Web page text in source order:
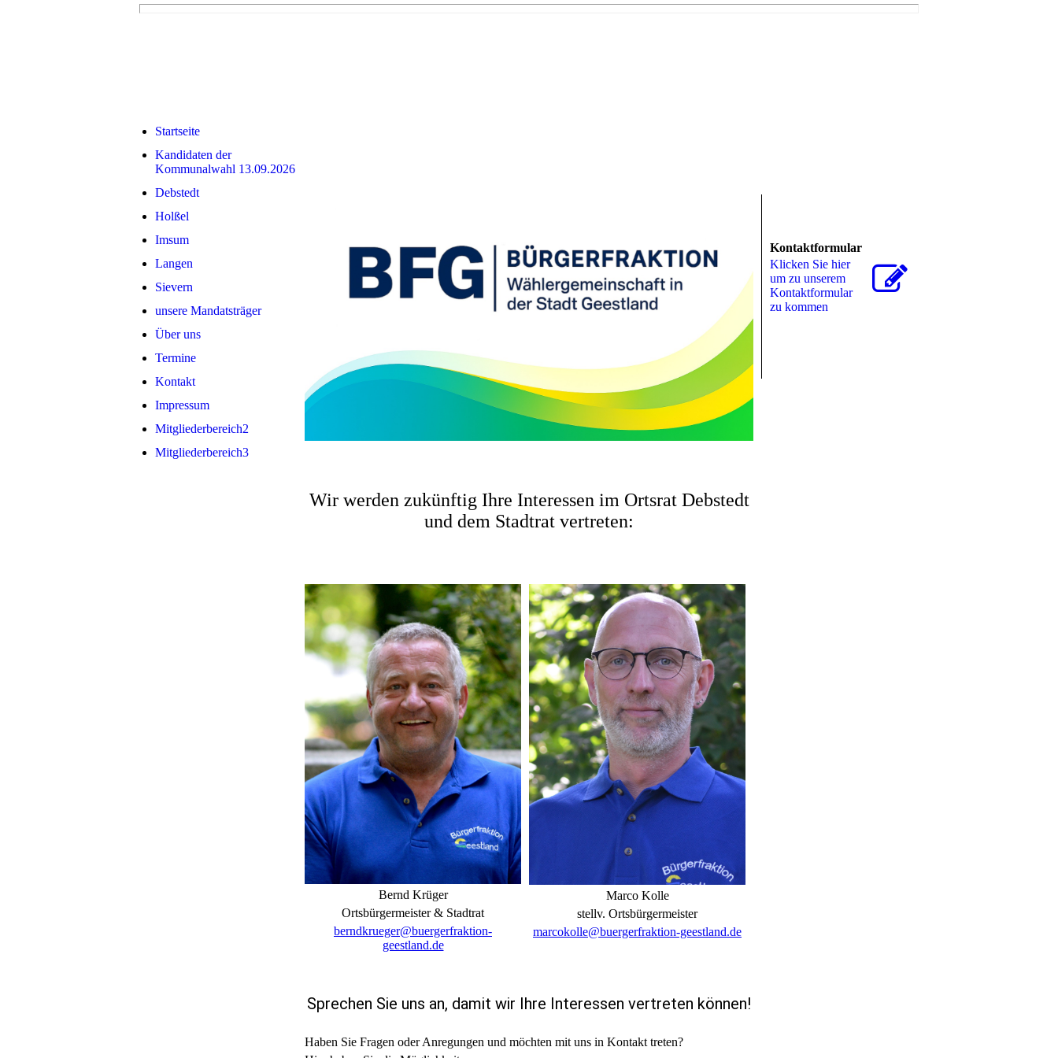
Startseite
Kandidaten der
Kommunalwahl 13.09.2026
Debstedt
Holßel
Imsum
Langen
Sievern
unsere Mandatsträger
Über uns
Termine
Kontakt
Impressum
Mitgliederbereich2
Mitgliederbereich3
Wir werden zukünftig Ihre Interessen im Ortsrat Debstedt
und dem Stadtrat vertreten:
Bernd Krüger
Ortsbürgermeister & Stadtrat
berndkrueger@buergerfraktion-
geestland.de
Marco Kolle
stellv. Ortsbürgermeister
marcokolle@buergerfraktion-geestland.de
Sprechen Sie uns an, damit wir Ihre Interessen vertreten können!
Haben Sie Fragen oder Anregungen und möchten mit uns in Kontakt treten?
Kontaktformular
Klicken Sie hier
um zu unserem
Kon­takt­for­mu­lar
zu kommen